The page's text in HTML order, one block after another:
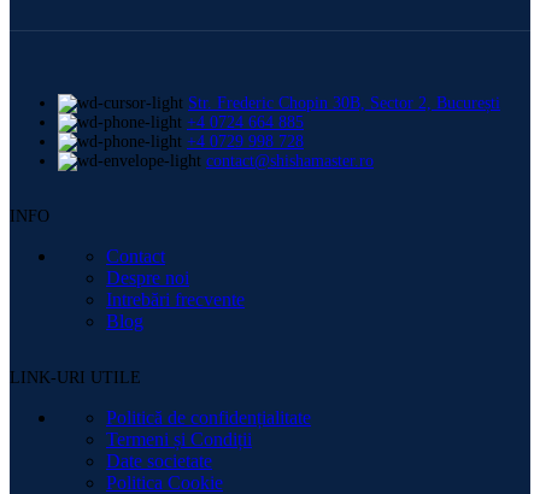
Str. Frederic Chopin 30B, Sector 2, București
+4 0724 664 885
+4 0729 998 728
contact@shishamaster.ro
INFO
Contact
Despre noi
Intrebări frecvente
Blog
LINK-URI UTILE
Politică de confidențialitate
Termeni și Condiții
Date societate
Politica Cookie